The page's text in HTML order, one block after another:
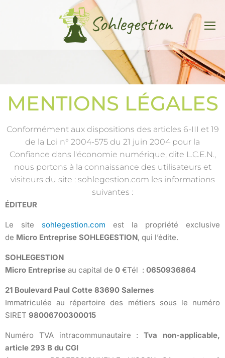
MENTIONS LÉGALES
Conformément aux dispositions des articles 6-III et 19
de la Loi n° 2004-575 du 21 juin 2004 pour la
Confiance dans l'économie numérique, dite L.C.E.N.,
nous portons à la connaissance des utilisateurs et
visiteurs du site : sohlegestion.com les informations
suivantes :
ÉDITEUR
Le site sohlegestion.com est la propriété exclusive
de Micro Entreprise SOHLEGESTION, qui l’édite.
SOHLEGESTION
Micro Entreprise au capital de 0 €Tél : 0650936864
21 Boulevard Paul Cotte 83690 Salernes
Immatriculée au répertoire des métiers sous le numéro
SIRET 98006700300015
Numéro TVA intracommunautaire :Tva non-applicable,
article 293 B du CGI